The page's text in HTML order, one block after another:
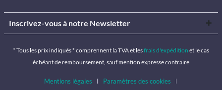
Inscrivez-vous à notre Newsletter
* Tous les prix indiqués * comprennent la TVA et lesfrais d'expédition et le cas
échéant de remboursement, sauf mention expresse contraire
Mentions légales Paramètres des cookies